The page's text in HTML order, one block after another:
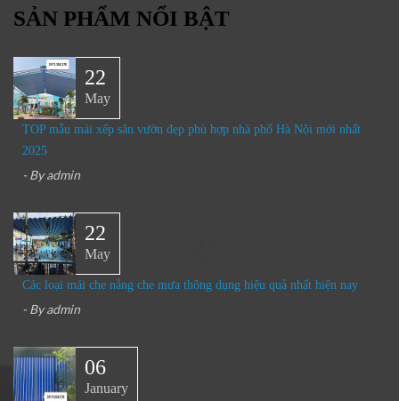
SẢN PHẨM NỔI BẬT
22
May
TOP mẫu mái xếp sân vườn đẹp phù hợp nhà phố Hà Nội mới nhất
2025
- Byadmin
22
May
Các loại mái che nắng che mưa thông dụng hiệu quả nhất hiện nay
- Byadmin
06
January